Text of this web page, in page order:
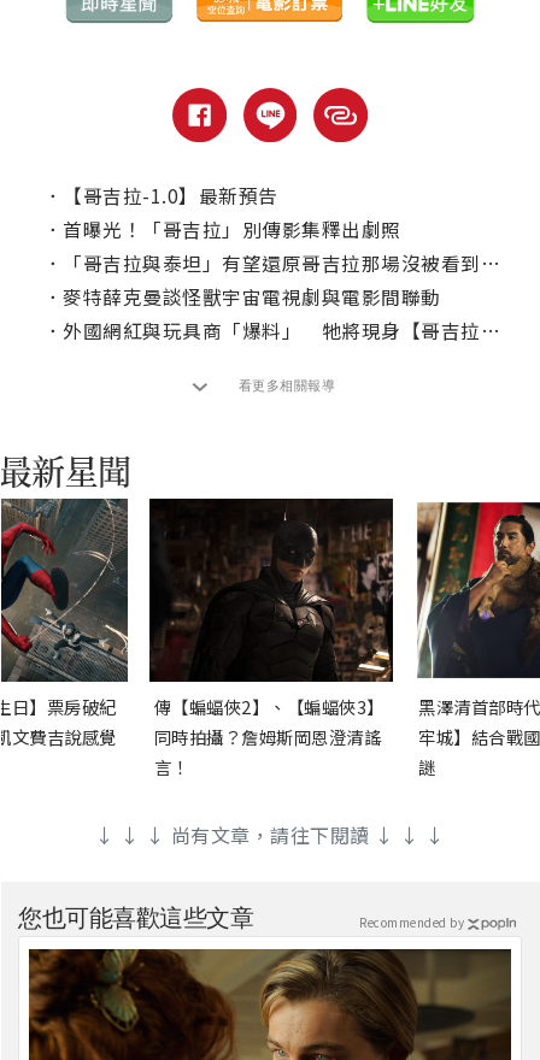
．
【哥吉拉-1.0】最新預告
． 首曝光！「哥吉拉」別傳影集釋出劇照
．
「哥吉拉與泰坦」有望還原哥吉拉那場沒被看到的戰鬥
． 麥特薛克曼談怪獸宇宙電視劇與電影間聯動
． 外國網紅與玩具商「爆料」 牠將現身【哥吉拉大戰金剛2】
看更多相關報導
日】票房破紀
文費吉說感覺
傳【蝙蝠俠2】、【蝙蝠俠3】
同時拍攝？詹姆斯岡恩澄清謠
言！
黑澤清首部時
牢城】結合戰
謎
↓ ↓ ↓ 尚有文章，請往下閱讀 ↓ ↓ ↓
您也可能喜歡這些文章 Recommended by